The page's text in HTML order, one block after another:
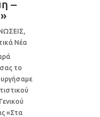
–
,
Νέα
το
«Στα